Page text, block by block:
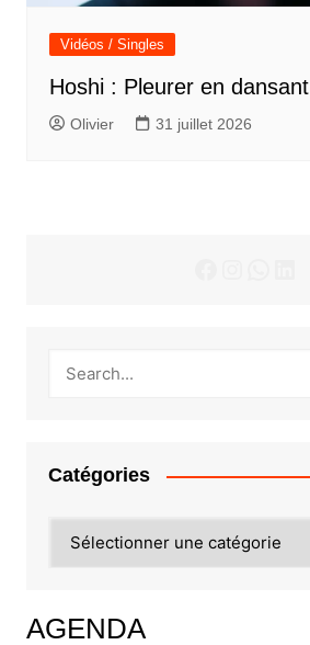
Vidéos / Singles
Hoshi : Pleurer en dansant
Olivier 31 juillet 2026
Catégories
AGENDA